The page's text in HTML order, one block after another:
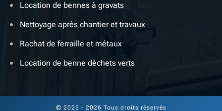
Location de bennes à gravats
Nettoyage après chantier et travaux
Rachat de ferraille et métaux
Location de benne déchets verts
© 2025 - 2026 Tous droits réservés